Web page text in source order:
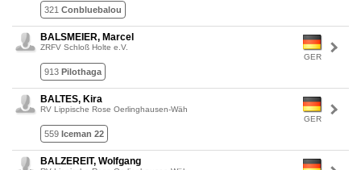
321 Conbluebalou
GER
BALSMEIER, Marcel
ZRFV Schloß Holte e.V.
913 Pilothaga
GER
BALTES, Kira
RV Lippische Rose Oerlinghausen-Wäh
559 Iceman 22
BALZEREIT, Wolfgang